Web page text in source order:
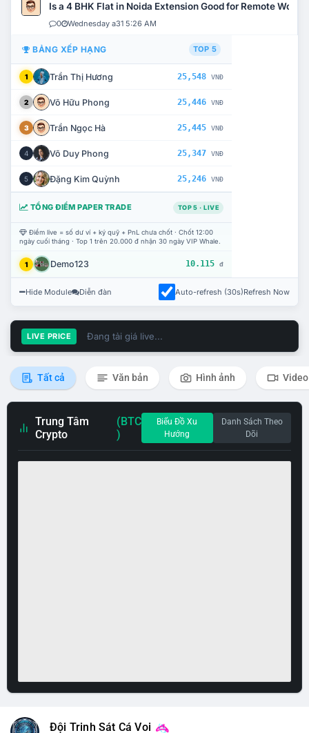
Is a 4 BHK Flat in Noida Extension Good for Remote Work?
0 Wednesday a31 5:26 AM
BẢNG XẾP HẠNG TOP 5
1 Trần Thị Hương 25,548 VNĐ
2 Võ Hữu Phong 25,446 VNĐ
3 Trần Ngọc Hà 25,445 VNĐ
4 Võ Duy Phong 25,347 VNĐ
5 Đặng Kim Quỳnh 25,246 VNĐ
TỔNG ĐIỂM PAPER TRADE TOP 5 · LIVE
Điểm live = số dư ví + ký quỹ + PnL chưa chốt · Chốt 12:00
ngày cuối tháng · Top 1 trên 20.000 đ nhận 30 ngày VIP Whale.
1 Demo123 10.115 đ
Hide Module Diễn đàn Auto-refresh (30s)Refresh Now
LIVE PRICE Đang tải giá live...
Tất cả Văn bản Hình ảnh Video
Trung Tâm
Crypto
(BTC
)
Biểu Đồ Xu
Hướng
Danh Sách Theo
Dõi
Đội Trinh Sát Cá Voi